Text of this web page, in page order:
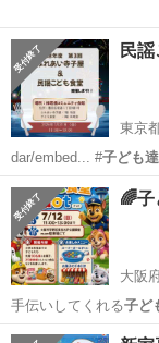
民
東京
dar/embed... #子ども達
東京 墨田区
🌈子
大阪
手伝いしてくれる子ど
も達先着50名にお菓…
大阪 大阪市 出